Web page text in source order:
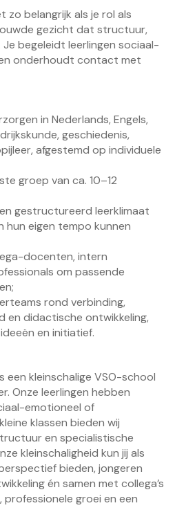
zo belangrijk als je rol als
gezicht dat structuur,
begeleidt leerlingen sociaal-
onderhoudt contact met
in Nederlands, Engels,
geschiedenis,
afgestemd op individuele
groep van ca. 10–12
gestructureerd leerklimaat
hun eigen tempo kunnen
docenten, intern
om passende
rond verbinding,
en didactische ontwikkeling,
en initiatief.
een kleinschalige VSO-school
Onze leerlingen hebben
emotioneel of
klassen bieden wij
en specialistische
kleinschaligheid kun jij als
bieden, jongeren
én samen met collega’s
groei en een